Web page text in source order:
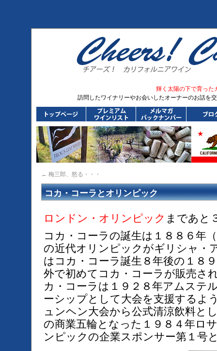
輝く太陽の下で育った
訪問したワイナリーやお会いしたオーナーのお話を
← 梅三郎、怒る・・・
コカ・コーラとオリンピック
ロンドン・オリンピック まであと
コカ・コーラの誕生は１８８６年
の近代オリンピックがギリシャ・
はコカ・コーラ誕生８年後の１８
外で初めてコカ・コーラが販売さ
カ・コーラは１９２８年アムステ
ーシップとして大会を支援するよ
ュンヘン大会から公式清涼飲料と
の商業五輪となった１９８４年ロ
ンピックの企業スポンサー第１号